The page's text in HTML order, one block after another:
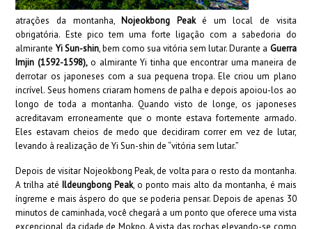
atrações da montanha, Nojeokbong Peaké um local de visita
obrigatória. Este pico tem uma forte ligação com a sabedoria do
almirante Yi Sun-shin, bem como sua vitória sem lutar. Durante a Guerra
Imjin (1592-1598),o almirante Yi tinha que encontrar uma maneira de
derrotar os japoneses com a sua pequena tropa. Ele criou um plano
incrível. Seus homens criaram homens de palha e depois apoiou-los ao
longo de toda a montanha. Quando visto de longe, os japoneses
acreditavam erroneamente que o monte estava fortemente armado.
Eles estavam cheios de medo que decidiram correr em vez de lutar,
levando à realização de Yi Sun-shin de “vitória sem lutar.”
Depois de visitar Nojeokbong Peak, de volta para o resto da montanha.
A trilha até Ildeungbong Peak, o ponto mais alto da montanha, é mais
íngreme e mais áspero do que se poderia pensar. Depois de apenas 30
minutos de caminhada, você chegará a um ponto que oferece uma vista
excepcional da cidade de Mokpo. A vista das rochas elevando-se como